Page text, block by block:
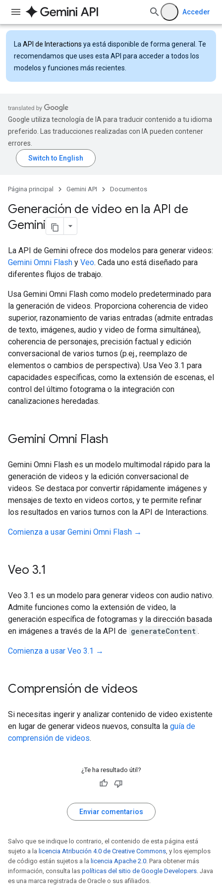
Acceder
La API de Interactions ya está disponible de forma general. Te
recomendamos que uses esta API para acceder a todos los
modelos y funciones más recientes.
Google utiliza tecnología de IA para traducir contenido a tu idioma
preferido. Las traducciones realizadas con IA pueden contener
errores.
Página principal Gemini API Documentos
Generación de video en la API de
Gemini
La API de Gemini ofrece dos modelos para generar videos:
Gemini Omni Flash y Veo. Cada uno está diseñado para
diferentes flujos de trabajo.
Usa Gemini Omni Flash como modelo predeterminado para
la generación de videos. Proporciona coherencia de video
superior, razonamiento de varias entradas (admite entradas
de texto, imágenes, audio y video de forma simultánea),
coherencia de personajes, precisión factual y edición
conversacional de varios turnos (p.ej., reemplazo de
elementos o cambios de perspectiva). Usa Veo 3.1 para
capacidades específicas, como la extensión de escenas, el
control del último fotograma o la integración con
canalizaciones heredadas.
Gemini Omni Flash
Gemini Omni Flash es un modelo multimodal rápido para la
generación de videos y la edición conversacional de
videos. Se destaca por convertir rápidamente imágenes y
mensajes de texto en videos cortos, y te permite refinar
los resultados en varios turnos con la API de Interactions.
Comienza a usar Gemini Omni Flash →
Veo 3.1
Veo 3.1 es un modelo para generar videos con audio nativo.
Admite funciones como la extensión de video, la
generación específica de fotogramas y la dirección basada
en imágenes a través de la API de generateContent .
Comienza a usar Veo 3.1 →
Comprensión de videos
Si necesitas ingerir y analizar contenido de video existente
en lugar de generar videos nuevos, consulta la guía de
comprensión de videos.
¿Te ha resultado útil?
Enviar comentarios
Salvo que se indique lo contrario, el contenido de esta página está
sujeto a la licencia Atribución 4.0 de Creative Commons, y los ejemplos
de código están sujetos a la licencia Apache 2.0. Para obtener más
información, consulta las políticas del sitio de Google Developers. Java
es una marca registrada de Oracle o sus afiliados.